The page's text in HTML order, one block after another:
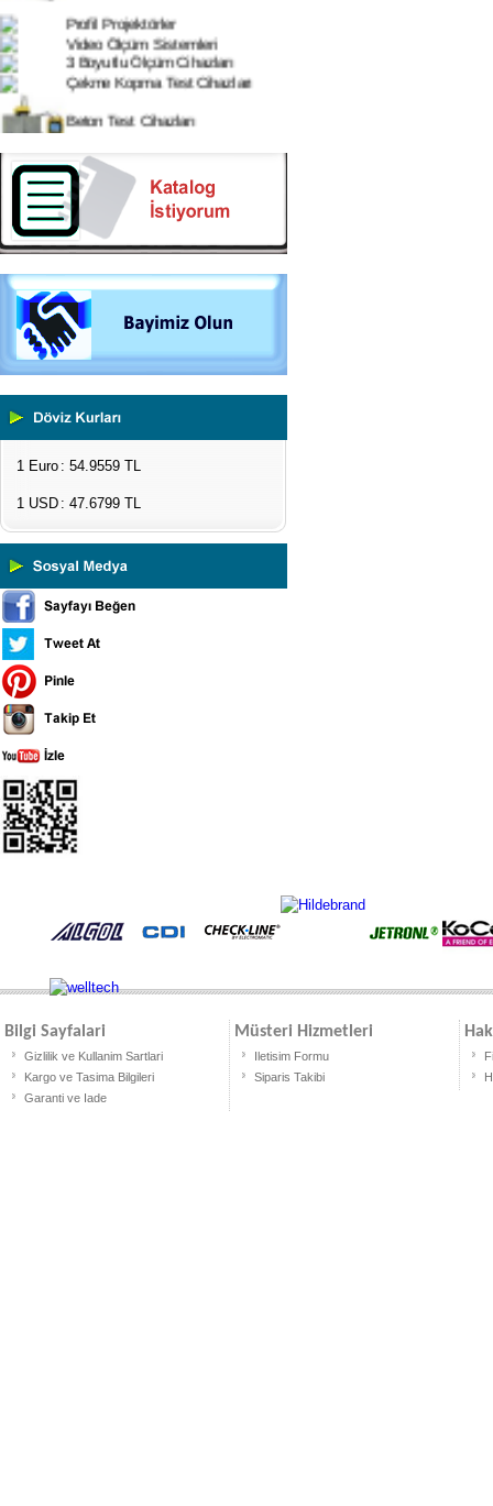
Video Ölçüm Sistemleri
3 Boyutlu Ölçüm Cihazları
Çekme Kopma Test Cihazları
Plastik Test Cihazları
Boya Kontrol Test Cihazları
Çevresel Ölçüm Cihazları
El Tipi Ölçüm Cihazları
1 Euro : 54.9559 TL
1 USD : 47.6799 TL
Bilgi Sayfalari
Gizlilik ve Kullanim Sartlari
Kargo ve Tasima Bilgileri
Garanti ve Iade
Müsteri Hizmetleri
Iletisim Formu
Siparis Takibi